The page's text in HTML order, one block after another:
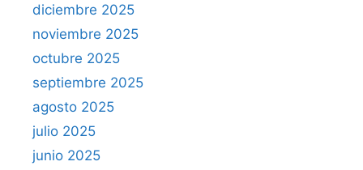
diciembre 2025
noviembre 2025
octubre 2025
septiembre 2025
agosto 2025
julio 2025
junio 2025